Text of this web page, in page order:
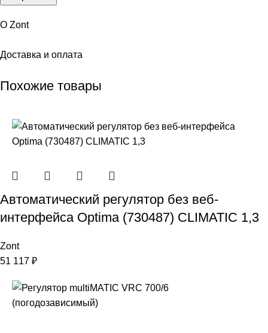
О Zont
Доставка и оплата
Похожие товары
Автоматический регулятор без веб-
интерфейса Optima (730487) CLIMATIC 1,3
Zont
51 117 ₽